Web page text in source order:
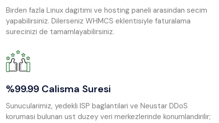
Birden fazla Linux dagitimi ve hosting paneli arasindan secim
yapabilirsiniz. Dilerseniz WHMCS eklentisiyle faturalama
surecinizi de tamamlayabilirsiniz.
%99.99 Calisma Suresi
Sunucularimiz, yedekli ISP baglantilari ve Neustar DDoS
korumasi bulunan ust duzey veri merkezlerinde konumlandirilir;